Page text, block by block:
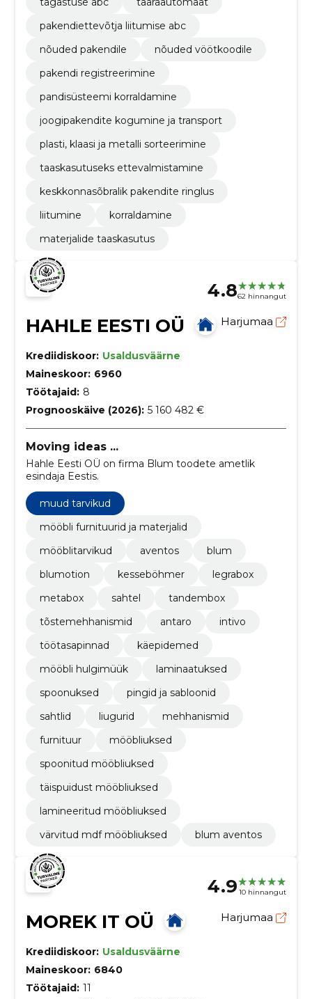
pakendiettevõtja liitumise abc
nõuded pakendile
nõuded vöötkoodile
pakendi registreerimine
pandisüsteemi korraldamine
joogipakendite kogumine ja transport
plasti, klaasi ja metalli sorteerimine
taaskasutuseks ettevalmistamine
keskkonnasõbralik pakendite ringlus
liitumine
korraldamine
materjalide taaskasutus
4.862 hinnangut
HAHLE EESTI OÜ Harjumaa
Krediidiskoor: Usaldusväärne
Maineskoor: 6960
Töötajaid: 8
Prognooskäive (2026): 5 160 482 €
Moving ideas ...
Hahle Eesti OÜ on firma Blum toodete ametlik
esindaja Eestis.
muud tarvikud
mööbli furnituurid ja materjalid
mööblitarvikud
aventos
blum
blumotion
kesseböhmer
legrabox
metabox
sahtel
tandembox
tõstemehhanismid
antaro
intivo
töötasapinnad
käepidemed
mööbli hulgimüük
laminaatuksed
spoonuksed
pingid ja sabloonid
sahtlid
liugurid
mehhanismid
furnituur
mööbliuksed
spoonitud mööbliuksed
täispuidust mööbliuksed
lamineeritud mööbliuksed
värvitud mdf mööbliuksed
blum aventos
4.9 10 hinnangut
MOREK IT OÜ Harjumaa
Krediidiskoor: Usaldusväärne
Maineskoor: 6840
Töötajaid: 11